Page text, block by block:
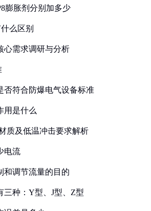
膨胀剂分别加多少
么区别
心需求调研与分析
否符合防爆电气设备标准
用是什么
质及低温冲击要求解析
电流
和调节流量的目的
三种：Y型、J型、Z型